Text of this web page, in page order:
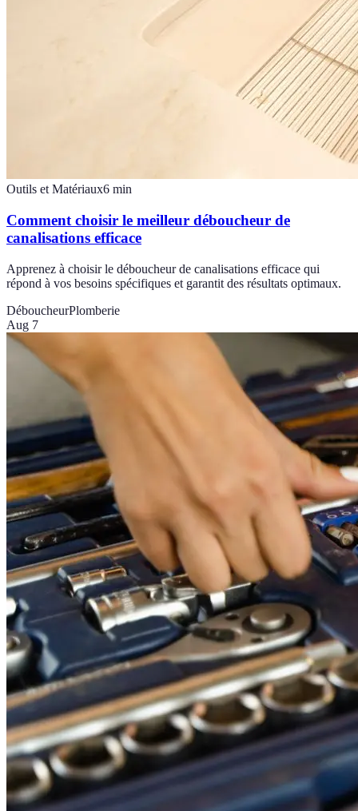
Outils et Matériaux6 min
Comment choisir le meilleur déboucheur de
canalisations efficace
Apprenez à choisir le déboucheur de canalisations efficace qui
répond à vos besoins spécifiques et garantit des résultats optimaux.
DéboucheurPlomberie
Aug 7